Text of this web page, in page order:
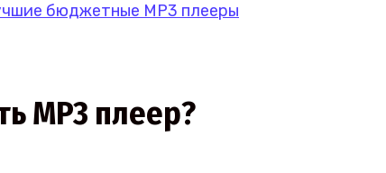
бюджетные MP3 плееры
MP3 плеер?